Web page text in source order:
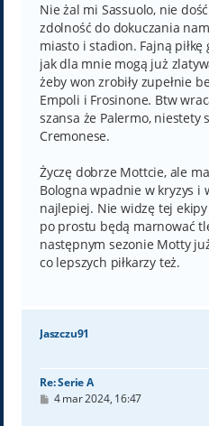
Nie żal mi Sassuolo, nie
zdolność do dokuczania
miasto i stadion. Fajną
jak dla mnie mogą już
żeby won zrobiły zupełnie
Empoli i Frosinone. Btw
szansa że Palermo, niestety
Cremonese.
Życzę dobrze Mottcie, ale
Bologna wpadnie w kryzys i
najlepiej. Nie widzę tej
po prostu będą marnować
następnym sezonie Motty
co lepszych piłkarzy też.
Jaszczu91
Re: Serie A
P4 mar 2024, 16:47